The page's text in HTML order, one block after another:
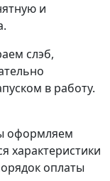
и
слэб,
в работу.
оформляем
характеристики
оплаты